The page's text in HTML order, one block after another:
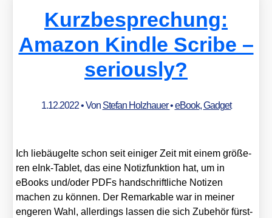
Kurzbesprechung:
Amazon Kindle Scribe –
seriously?
1.12.2022• Von Stefan Holzhauer•eBook,Gadget
Ich lieb­äu­gel­te schon seit eini­ger Zeit mit einem grö­ße­
ren eInk-Tablet, das eine Notiz­funk­ti­on hat, um in
eBooks und/​oder PDFs hand­schrift­li­che Noti­zen
machen zu kön­nen. Der Remar­kab­le war in mei­ner
enge­ren Wahl, aller­dings las­sen die sich Zube­hör fürst­